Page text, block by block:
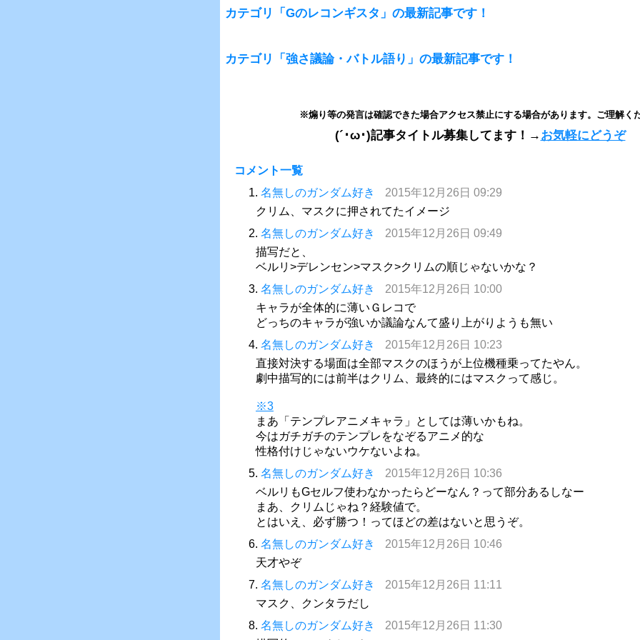
カテゴリ「Gのレコンギスタ」の最新記事です！
カテゴリ「強さ議論・バトル語り」の最新記事です！
※煽り等の発言は確認できた場合アクセス禁止にする場合があります。ご理解く
(´･ω･)記事タイトル募集してます！→ お気軽にどうぞ
コメント一覧
1. 名無しのガンダム好き
2015年12月26日 09:29
クリム、マスクに押されてたイメージ
2. 名無しのガンダム好き
2015年12月26日 09:49
描写だと、
ベルリ>デレンセン>マスク>クリムの順じゃないかな？
3. 名無しのガンダム好き
2015年12月26日 10:00
キャラが全体的に薄いＧレコで
どっちのキャラが強いか議論なんて盛り上がりようも無い
4. 名無しのガンダム好き
2015年12月26日 10:23
直接対決する場面は全部マスクのほうが上位機種乗ってたやん。
劇中描写的には前半はクリム、最終的にはマスクって感じ。
※3
まあ「テンプレアニメキャラ」としては薄いかもね。
今はガチガチのテンプレをなぞるアニメ的な
性格付けじゃないウケないよね。
5. 名無しのガンダム好き
2015年12月26日 10:36
ベルリもGセルフ使わなかったらどーなん？って部分あるしなー
まあ、クリムじゃね？経験値で。
とはいえ、必ず勝つ！ってほどの差はないと思うぞ。
6. 名無しのガンダム好き
2015年12月26日 10:46
天才やぞ
7. 名無しのガンダム好き
2015年12月26日 11:11
マスク、クンタラだし
8. 名無しのガンダム好き
2015年12月26日 11:30